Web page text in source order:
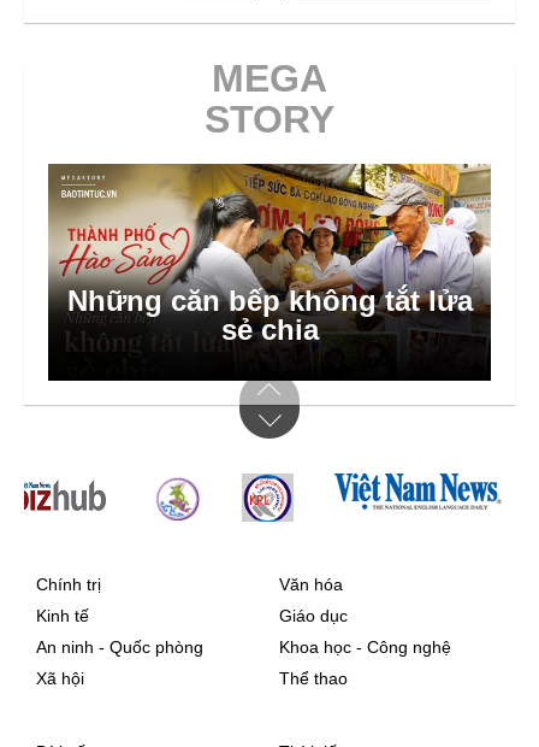
MEGA
STORY
Những căn bếp không tắt lửa
sẻ chia
Chính trị
Kinh tế
An ninh - Quốc phòng
Xã hội
Văn hóa
Giáo dục
Khoa học - Công nghệ
Thể thao